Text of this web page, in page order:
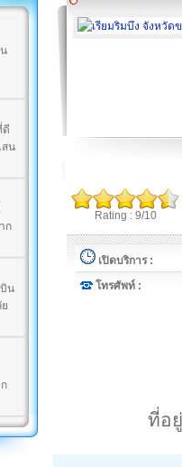
ดี
น
ก
น
Rating : 9/10
เปิดบริการ :
โทรศัพท์ :
ที่อ